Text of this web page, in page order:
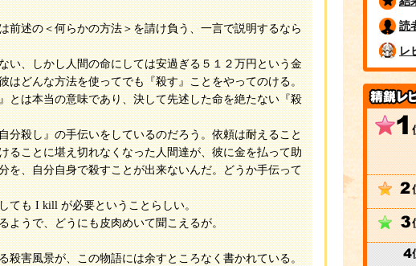
述の＜何らかの方法＞を請け負う、一言で説明するなら
、しかし人間の命にしては安過ぎる５１２万円という金
はどんな方法を使ってでも『殺す』ことをやってのける。
は本当の意味であり、決して先述した命を絶たない『殺
殺し』の手伝いをしているのだろう。依頼は耐えること
ることに堪え切れなくなった人間達が、彼に金を払って助
を、自分自身で殺すことが出来ないんだ。どうか手伝って
も I kill が必要ということらしい。
うで、どうにも皮肉めいて聞こえるが。
害風景が、この物語には余すところなく書かれている。
読
レ